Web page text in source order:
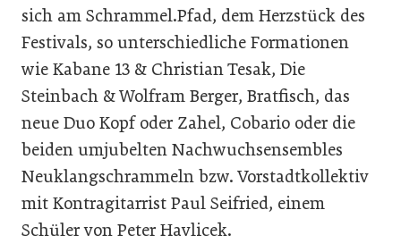
sich am Schrammel.Pfad, dem Herzstück des
Festivals, so unterschiedliche Formationen
wie Kabane 13 & Christian Tesak, Die
Steinbach & Wolfram Berger, Bratfisch, das
neue Duo Kopf oder Zahel, Cobario oder die
beiden umjubelten Nachwuchsensembles
Neuklangschrammeln bzw. Vorstadtkollektiv
mit Kontragitarrist Paul Seifried, einem
Schüler von Peter Havlicek.